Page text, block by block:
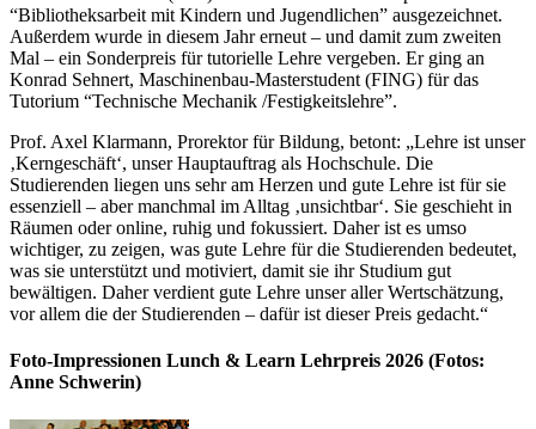
“Bibliotheksarbeit mit Kindern und Jugendlichen” ausgezeichnet.
Außerdem wurde in diesem Jahr erneut – und damit zum zweiten
Mal – ein Sonderpreis für tutorielle Lehre vergeben. Er ging an
Konrad Sehnert, Maschinenbau-Masterstudent (FING) für das
Tutorium “Technische Mechanik /Festigkeitslehre”.
Prof. Axel Klarmann, Prorektor für Bildung, betont: „Lehre ist unser
‚Kerngeschäft‘, unser Hauptauftrag als Hochschule. Die
Studierenden liegen uns sehr am Herzen und gute Lehre ist für sie
essenziell – aber manchmal im Alltag ‚unsichtbar‘. Sie geschieht in
Räumen oder online, ruhig und fokussiert. Daher ist es umso
wichtiger, zu zeigen, was gute Lehre für die Studierenden bedeutet,
was sie unterstützt und motiviert, damit sie ihr Studium gut
bewältigen. Daher verdient gute Lehre unser aller Wertschätzung,
vor allem die der Studierenden – dafür ist dieser Preis gedacht.“
Foto-Impressionen Lunch & Learn Lehrpreis 2026 (Fotos:
Anne Schwerin)